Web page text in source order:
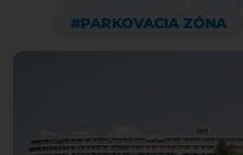
#PARKOVACIA ZÓNA